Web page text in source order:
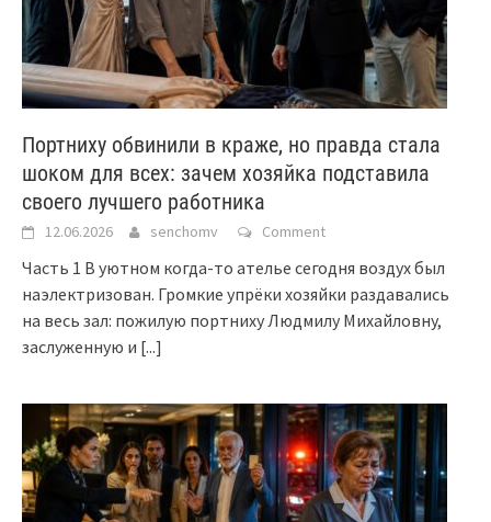
Портниху обвинили в краже, но правда стала
шоком для всех: зачем хозяйка подставила
своего лучшего работника
12.06.2026 senchomv Comment
Часть 1 В уютном когда-то ателье сегодня воздух был
наэлектризован. Громкие упрёки хозяйки раздавались
на весь зал: пожилую портниху Людмилу Михайловну,
заслуженную и [...]